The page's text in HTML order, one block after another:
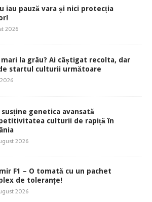
iau pauză vara și nici protecția
2026
mari la grâu? Ai câștigat recolta, dar
startul culturii următoare
susține genetica avansată
culturii de rapiță în
2026
F1 – O tomată cu un pachet
de toleranțe!
2026